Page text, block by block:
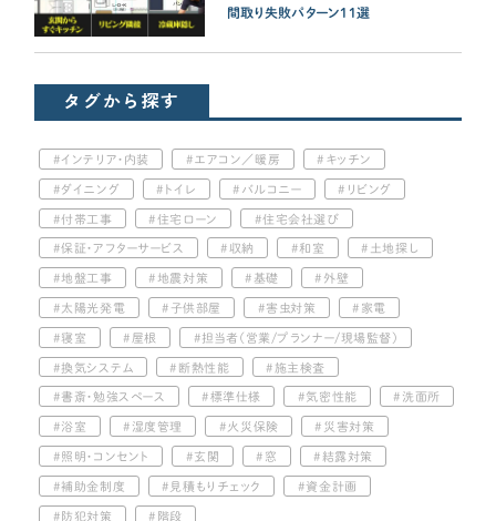
間取り失敗パターン11選
タグから探す
インテリア・内装 エアコン／暖房 キッチン
ダイニング トイレ バルコニー リビング
付帯工事 住宅ローン 住宅会社選び
保証・アフターサービス 収納 和室 土地探し
地盤工事 地震対策 基礎 外壁
太陽光発電 子供部屋 害虫対策 家電
寝室 屋根 担当者（営業/プランナー/現場監督）
換気システム 断熱性能 施主検査
書斎・勉強スペース 標準仕様 気密性能 洗面所
浴室 湿度管理 火災保険 災害対策
照明・コンセント 玄関 窓 結露対策
補助金制度 見積もりチェック 資金計画
防犯対策 階段